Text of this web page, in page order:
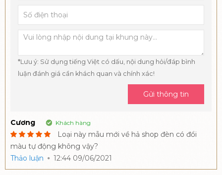
*Lưu ý: Sử dụng tiếng Việt có dấu, nội dung hỏi/đáp bình
luận đánh giá cần khách quan và chính xác!
Gửi thông tin
Cương Khách hàng
Loại này mẫu mới về hả shop đèn có đổi
màu tự động không vậy?
Thảo luận
12:44 09/06/2021